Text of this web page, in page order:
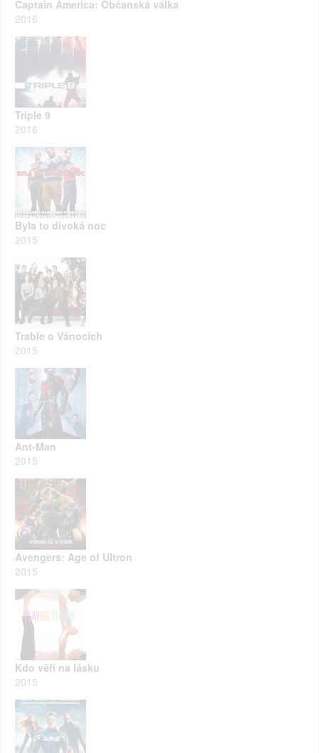
Captain America: Občanská válka
2016
Triple 9
2016
Byla to divoká noc
2015
Trable o Vánocích
2015
Ant-Man
2015
Avengers: Age of Ultron
2015
Kdo věří na lásku
2015